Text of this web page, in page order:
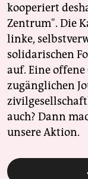
kooperiert
Zentrum". Die
linke,
solidarischen
auf. Eine
zugänglichen
auch? Dann
unsere Aktion.